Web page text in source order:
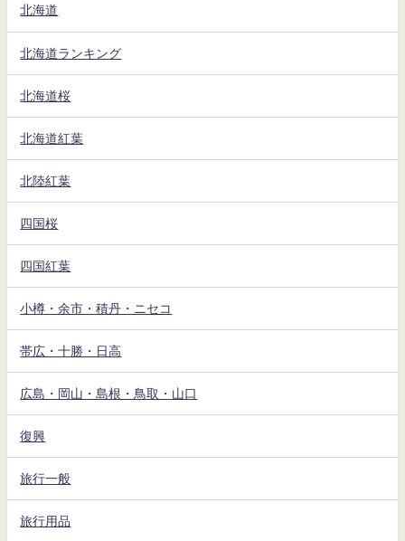
北海道
北海道ランキング
北海道桜
北海道紅葉
北陸紅葉
四国桜
四国紅葉
小樽・余市・積丹・ニセコ
帯広・十勝・日高
広島・岡山・島根・鳥取・山口
復興
旅行一般
旅行用品